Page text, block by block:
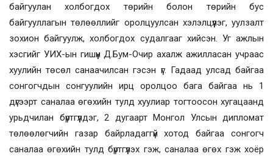
байгуулан холбогдох төрийн болон төрийн бус
байгууллагын төлөөллийг оролцуулсан хэлэлцүүлэг, уулзалт
зохион байгуулж, холбогдох судалгааг хийсэн. Уг ажлын
хэсгийг УИХ-ын гишүүн Д.Бум-Очир ахалж ажилласан учраас
хуулийн төсөл санаачилсан гэсэн үг. Гадаад улсад байгаа
сонгогчдын сонгуулийн ирц оролцоо бага байгаа нь 1
дүгээрт саналаа өгөхийн тулд хуулиар тогтоосон хугацаанд
урьдчилан бүртгүүлдэг, 2 дугаарт Монгол Улсын дипломат
төлөөлөгчийн газар байрладаггүй хотод байгаа сонгогч
саналаа өгөхийн тулд бүртгүүлэх гэж, саналаа өгөх гэж хоёр